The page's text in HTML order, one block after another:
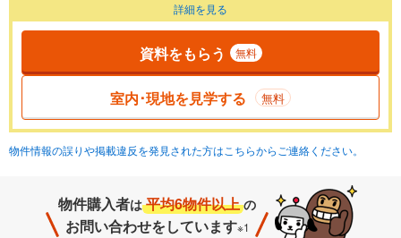
詳細を見る
資料をもらう 無料
室内･現地を見学する 無料
物件情報の誤りや掲載違反を発見された方はこちらからご連絡ください。
物件購入者は 平均6物件以上 の
お問い合わせをしています※1